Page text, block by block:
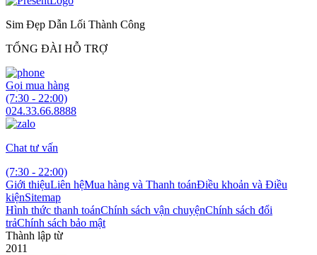
Sim Đẹp Dẫn Lối Thành Công
TỔNG ĐÀI HỖ TRỢ
Gọi mua hàng
(7:30 - 22:00)
024.33.66.8888
Chat tư vấn
(7:30 - 22:00)
Giới thiệuLiên hệMua hàng và Thanh toánĐiều khoản và Điều
kiệnSitemap
Hình thức thanh toánChính sách vận chuyệnChính sách đổi
trảChính sách bảo mật
Thành lập từ
2011